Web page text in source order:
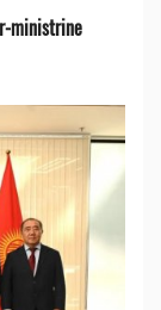
ministrine